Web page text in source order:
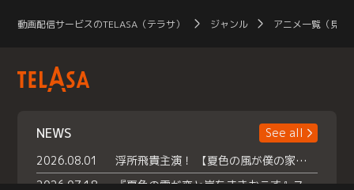
動画配信サービスのTELASA（テラサ） ジャンル アニメ一覧（見放
NEWS
See all
2026.08.01
浮所飛貴主演！ 【夏色の風が僕の家にやってきた】 本日よりテラサで独占配信スタート！
2026.07.18
『夏色の雲が恋と嵐をまきおこす』スペシャルメイキング 【Part1】2026年７月18日（土）23時30分～配信スタート！話題のシーンの裏側を大公開！豪華キャスト大集合！ 『武宮家 真夏の家族会議』開催！